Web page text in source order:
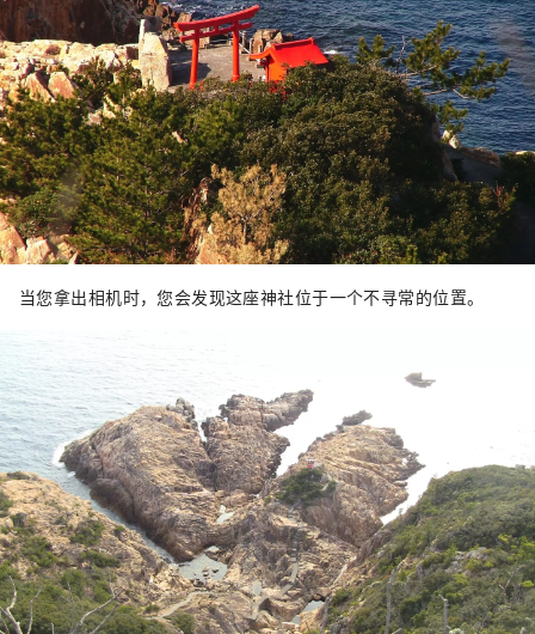
当您拿出相机时，您会发现这座神社位于一个不寻常的位置。